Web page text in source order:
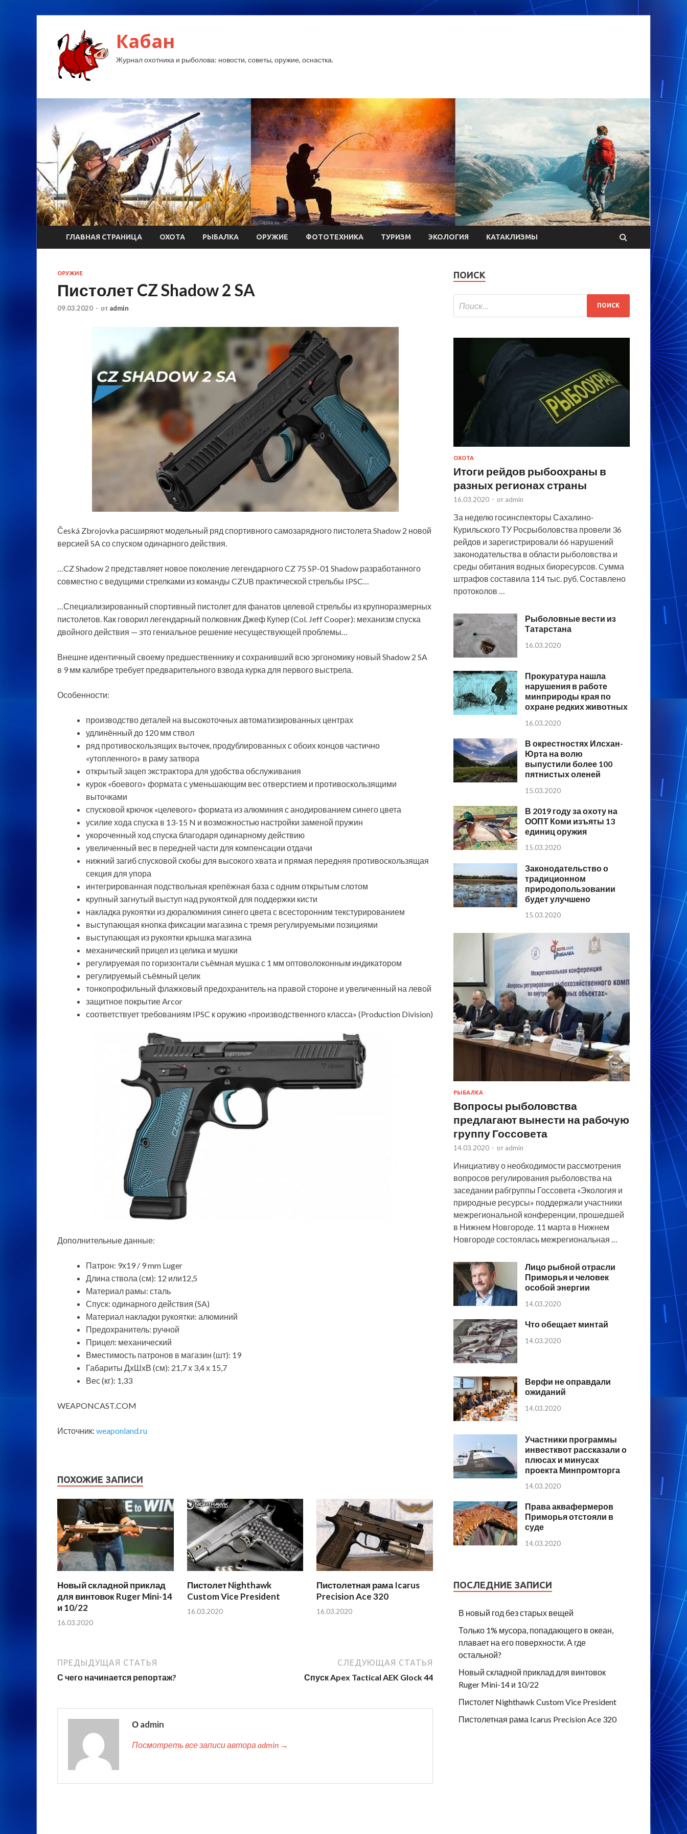
Кабан
Журнал охотника и рыболова: новости, советы, оружие, оснастка.
ГЛАВНАЯ СТРАНИЦА ОХОТА РЫБАЛКА ОРУЖИЕ ФОТОТЕХНИКА ТУРИЗМ ЭКОЛОГИЯ КАТАКЛИЗМЫ
ОРУЖИЕ
Пистолет CZ Shadow 2 SA
09.03.2020 - от admin
Česká Zbrojovka расширяют модельный ряд спортивного самозарядного пистолета Shadow 2 новой
версией SA со спуском одинарного действия.
…CZ Shadow 2 представляет новое поколение легендарного CZ 75 SP-01 Shadow разработанного
совместно с ведущими стрелками из команды CZUB практической стрельбы IPSC…
…Специализированный спортивный пистолет для фанатов целевой стрельбы из крупноразмерных
пистолетов. Как говорил легендарный полковник Джеф Купер (Col. Jeff Cooper): механизм спуска
двойного действия — это гениальное решение несуществующей проблемы…
Внешне идентичный своему предшественнику и сохранивший всю эргономику новый Shadow 2 SA
в 9 мм калибре требует предварительного взвода курка для первого выстрела.
Особенности:
производство деталей на высокоточных автоматизированных центрах
удлинённый до 120 мм ствол
ряд противоскользящих выточек, продублированных с обоих концов частично
«утопленного» в раму затвора
открытый зацеп экстрактора для удобства обслуживания
курок «боевого» формата с уменьшающим вес отверстием и противоскользящими
выточками
спусковой крючок «целевого» формата из алюминия с анодированием синего цвета
усилие хода спуска в 13-15 N и возможностью настройки заменой пружин
укороченный ход спуска благодаря одинарному действию
увеличенный вес в передней части для компенсации отдачи
нижний загиб спусковой скобы для высокого хвата и прямая передняя противоскользящая
секция для упора
интегрированная подствольная крепёжная база с одним открытым слотом
крупный загнутый выступ над рукояткой для поддержки кисти
накладка рукоятки из дюралюминия синего цвета с всесторонним текстурированием
выступающая кнопка фиксации магазина с тремя регулируемыми позициями
выступающая из рукоятки крышка магазина
механический прицел из целика и мушки
регулируемая по горизонтали съёмная мушка с 1 мм оптоволоконным индикатором
регулируемый съёмный целик
тонкопрофильный флажковый предохранитель на правой стороне и увеличенный на левой
защитное покрытие Arcor
соответствует требованиям IPSC к оружию «производственного класса» (Production Division)
Дополнительные данные:
Патрон: 9х19 / 9 mm Luger
Длина ствола (см): 12 или12,5
Материал рамы: сталь
Спуск: одинарного действия (SA)
Материал накладки рукоятки: алюминий
Предохранитель: ручной
Прицел: механический
Вместимость патронов в магазин (шт): 19
Габариты ДхШхВ (см): 21,7 х 3,4 х 15,7
Вес (кг): 1,33
WEAPONCAST.COM
Источник: weaponland.ru
ПОХОЖИЕ ЗАПИСИ
Новый складной приклад
для винтовок Ruger Mini-14
и 10/22
16.03.2020
Пистолет Nighthawk
Custom Vice President
16.03.2020
Пистолетная рама Icarus
Precision Ace 320
16.03.2020
ПРЕДЫДУЩАЯ СТАТЬЯ
С чего начинается репортаж?
СЛЕДУЮЩАЯ СТАТЬЯ
Спуск Apex Tactical AEK Glock 44
О admin
Посмотреть все записи автора admin →
ПОИСК
ОХОТА
Итоги рейдов рыбоохраны в
разных регионах страны
16.03.2020 - от admin
За неделю госинспекторы Сахалино-
Курильского ТУ Росрыболовства провели 36
рейдов и зарегистрировали 66 нарушений
законодательства в области рыболовства и
среды обитания водных биоресурсов. Cумма
штрафов составила 114 тыс. руб. Составлено
протоколов …
Рыболовные вести из
Татарстана
16.03.2020
Прокуратура нашла
нарушения в работе
минприроды края по
охране редких животных
16.03.2020
В окрестностях Илсхан-
Юрта на волю
выпустили более 100
пятнистых оленей
15.03.2020
В 2019 году за охоту на
ООПТ Коми изъяты 13
единиц оружия
15.03.2020
Законодательство о
традиционном
природопользовании
будет улучшено
15.03.2020
РЫБАЛКА
Вопросы рыболовства
предлагают вынести на рабочую
группу Госсовета
14.03.2020 - от admin
Инициативу о необходимости рассмотрения
вопросов регулирования рыболовства на
заседании рабгруппы Госсовета «Экология и
природные ресурсы» поддержали участники
межрегиональной конференции, прошедшей
в Нижнем Новгороде. 11 марта в Нижнем
Новгороде состоялась межрегиональная …
Лицо рыбной отрасли
Приморья и человек
особой энергии
14.03.2020
Что обещает минтай
14.03.2020
Верфи не оправдали
ожиданий
14.03.2020
Участники программы
инвестквот рассказали о
плюсах и минусах
проекта Минпромторга
14.03.2020
Права аквафермеров
Приморья отстояли в
суде
14.03.2020
ПОСЛЕДНИЕ ЗАПИСИ
В новый год без старых вещей
Только 1% мусора, попадающего в океан,
плавает на его поверхности. А где
остальной?
Новый складной приклад для винтовок
Ruger Mini-14 и 10/22
Пистолет Nighthawk Custom Vice President
Пистолетная рама Icarus Precision Ace 320